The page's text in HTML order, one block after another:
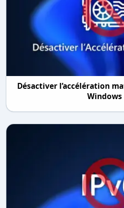
Désactiver l’accélération
Windows